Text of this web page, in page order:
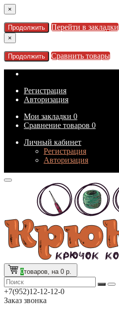
×
Продолжить Перейти в закладки
×
Продолжить Сравнить товары
Регистрация
Авторизация
Мои закладки 0
Сравнение товаров 0
Личный кабинет
Регистрация
Авторизация
0товаров, на 0 р.
+7(952)12-12-12-0
Заказ звонка